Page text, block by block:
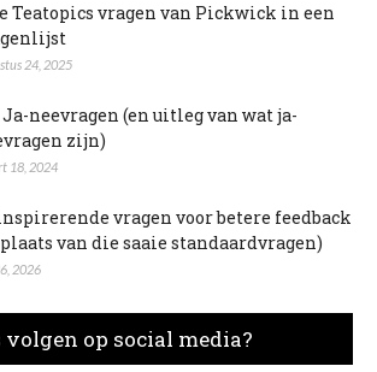
Teatopics vragen van Pickwick in een
24, 2025
Ja-neevragen (en uitleg van wat ja-
zijn)
18, 2024
vragen voor betere feedback
van die saaie standaardvragen)
2026
volgen op social media?